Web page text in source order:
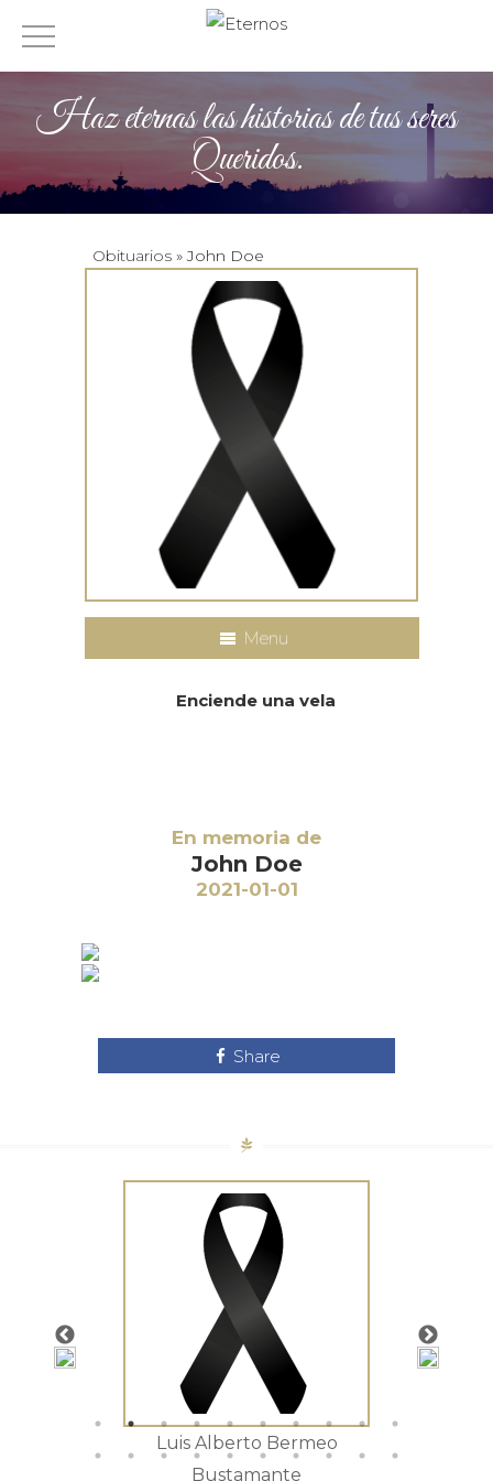
Haz eternas las historias de tus seres
Queridos.
Obituarios » John Doe
Menu
Enciende una vela
En memoria de
John Doe
2021-01-01
Share
Luis Alberto Bermeo
Bustamante